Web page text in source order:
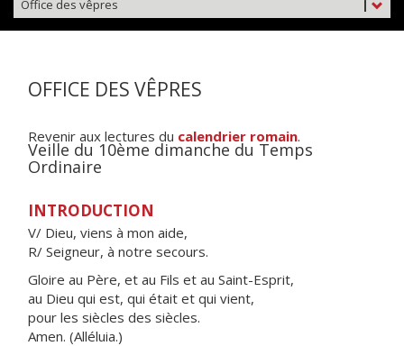
|
Office des vêpres
OFFICE DES VÊPRES
Revenir aux lectures du calendrier romain.
Veille du 10ème dimanche du Temps
Ordinaire
INTRODUCTION
V/ Dieu, viens à mon aide,
R/ Seigneur, à notre secours.
Gloire au Père, et au Fils et au Saint-Esprit,
au Dieu qui est, qui était et qui vient,
pour les siècles des siècles.
Amen. (Alléluia.)